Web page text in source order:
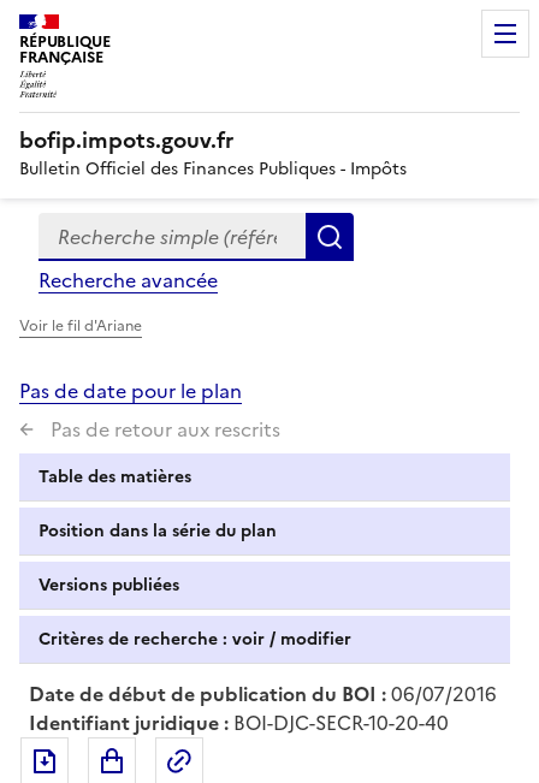
RÉPUBLIQUE
FRANÇAISE
bofip.impots.gouv.fr
Bulletin Officiel des Finances Publiques - Impôts
Formulaire
de
recherche
Recherche simple (références, mots clés, partie du
Recherche avancée
Voir le fil d'Ariane
Pas de date pour le plan
Pas de retour aux rescrits
Table des matières
Position dans la série du plan
Versions publiées
Critères de recherche : voir / modifier
Date de début de publication du BOI :06/07/2016
Identifiant juridique : BOI-DJC-SECR-10-20-40
Exporter le document au format pdf